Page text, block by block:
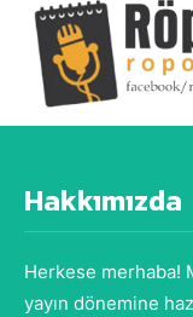
Hakkımızda
Herkese merhaba!
yayın dönemine